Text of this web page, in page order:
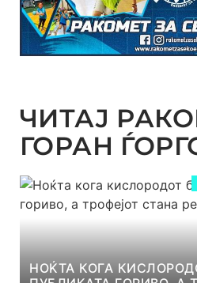
ЧИТАЈ
ГОРАН
НОЌТА КОГА